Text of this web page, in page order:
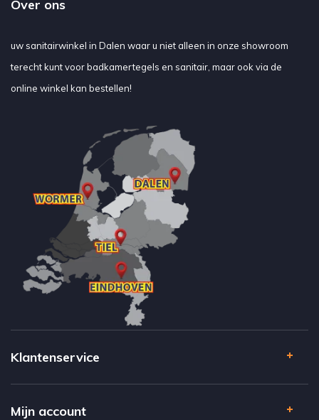
Over ons
uw sanitairwinkel in Dalen waar u niet alleen in onze showroom
terecht kunt voor badkamertegels en sanitair, maar ook via de
online winkel kan bestellen!
Klantenservice
Mijn account